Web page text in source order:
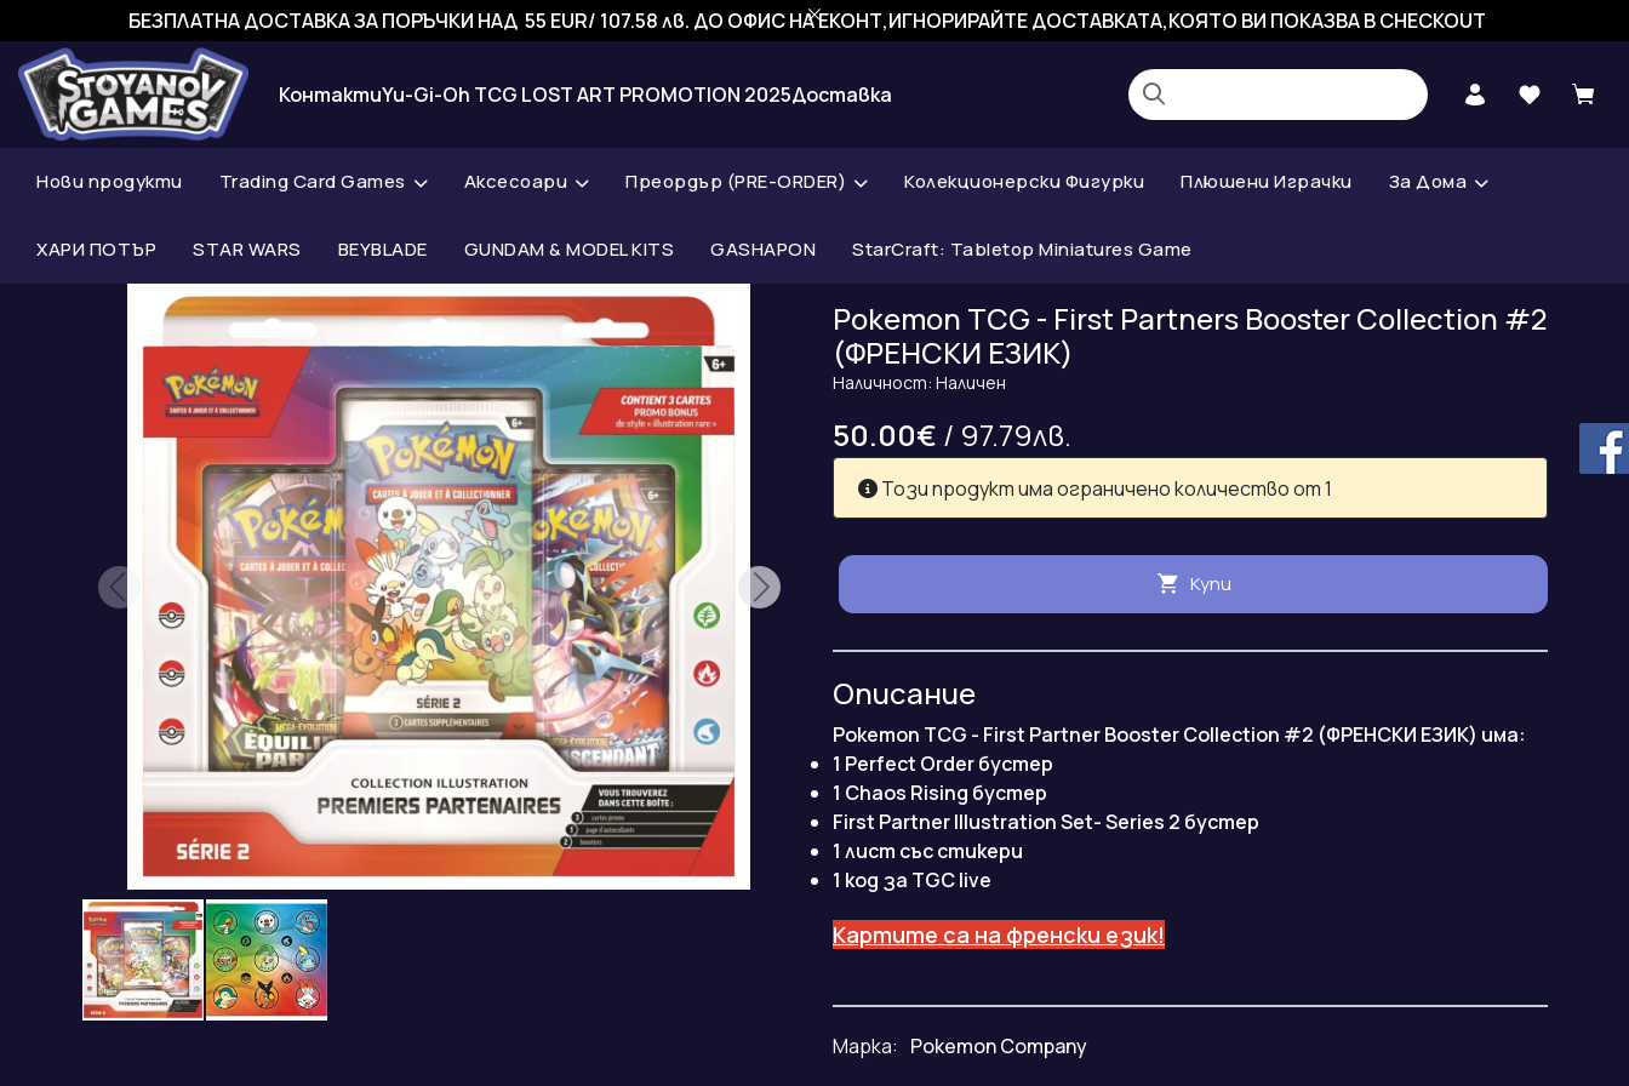
БЕЗПЛАТНА ДОСТАВКА ЗА ПОРЪЧКИ НАД 55 EUR/ 107.58 лв. ДО ОФИС НА ЕКОНТ,ИГНОРИРАЙТЕ ДОСТАВКАТА,КОЯТО ВИ ПОКАЗВА В CHECKOUT
КонтактиYu-Gi-Oh TCG LOST ART PROMOTION 2025Доставка
Нови продукти Trading Card Games Аксесоари Преордър (PRE-ORDER) Колекционерски Фигурки Плюшени Играчки За Дома
ХАРИ ПОТЪР STAR WARS BEYBLADE GUNDAM & MODEL KITS GASHAPON StarCraft: Tabletop Miniatures Game
Pokemon TCG - First Partners Booster Collection #2
(ФРЕНСКИ ЕЗИК)
Наличност: Наличен
50.00€ / 97.79лв.
Този продукт има ограничено количество от 1
Купи
Описание
Pokemon TCG - First Partner Booster Collection #2 (ФРЕНСКИ ЕЗИК) има:
1 Perfect Order бустер
1 Chaos Rising бустер
First Partner Illustration Set- Series 2 бустер
1 лист със стикери
1 код за TGC live
Картите са на френски език!
Марка: Pokemon Company